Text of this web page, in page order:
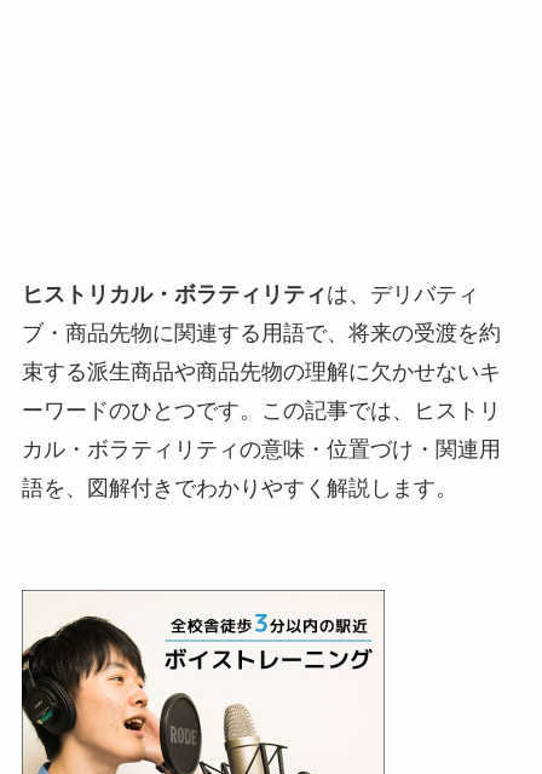
ヒストリカル・ボラティリティは、デリバティ
ブ・商品先物に関連する用語で、将来の受渡を約
束する派生商品や商品先物の理解に欠かせないキ
ーワードのひとつです。この記事では、ヒストリ
カル・ボラティリティの意味・位置づけ・関連用
語を、図解付きでわかりやすく解説します。